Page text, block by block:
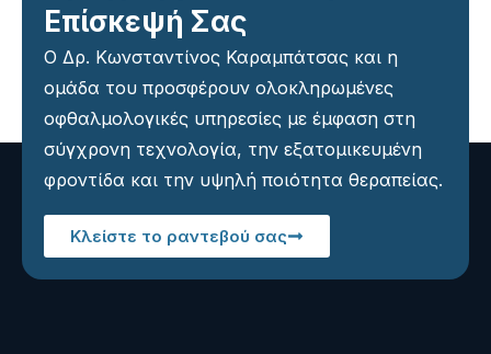
Επίσκεψή Σας
Ο Δρ. Κωνσταντίνος Καραμπάτσας και η
ομάδα του προσφέρουν ολοκληρωμένες
οφθαλμολογικές υπηρεσίες με έμφαση στη
σύγχρονη τεχνολογία, την εξατομικευμένη
φροντίδα και την υψηλή ποιότητα θεραπείας.
Κλείστε το ραντεβού σας